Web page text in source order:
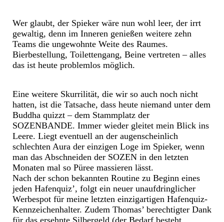
Wer glaubt, der Spieker wäre nun wohl leer, der irrt
gewaltig, denn im Inneren genießen weitere zehn
Teams die ungewohnte Weite des Raumes.
Bierbestellung, Toilettengang, Beine vertreten – alles
das ist heute problemlos möglich.
Eine weitere Skurrilität, die wir so auch noch nicht
hatten, ist die Tatsache, dass heute niemand unter dem
Buddha quizzt – dem Stammplatz der
SOZENBANDE. Immer wieder gleitet mein Blick ins
Leere. Liegt eventuell an der augenscheinlich
schlechten Aura der einzigen Loge im Spieker, wenn
man das Abschneiden der SOZEN in den letzten
Monaten mal so Püree massieren lässt.
Nach der schon bekannten Routine zu Beginn eines
jeden Hafenquiz’, folgt ein neuer unaufdringlicher
Werbespot für meine letzten einzigartigen Hafenquiz-
Kennzeichenhalter. Zudem Thomas’ berechtigter Dank